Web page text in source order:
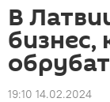
В
бизнес,
19:10 14.02.2024